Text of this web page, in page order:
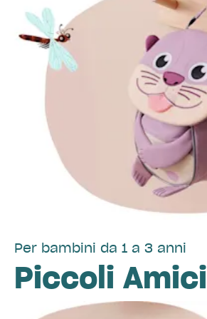
Per bambini da 1 a 3 anni
Piccoli Amici